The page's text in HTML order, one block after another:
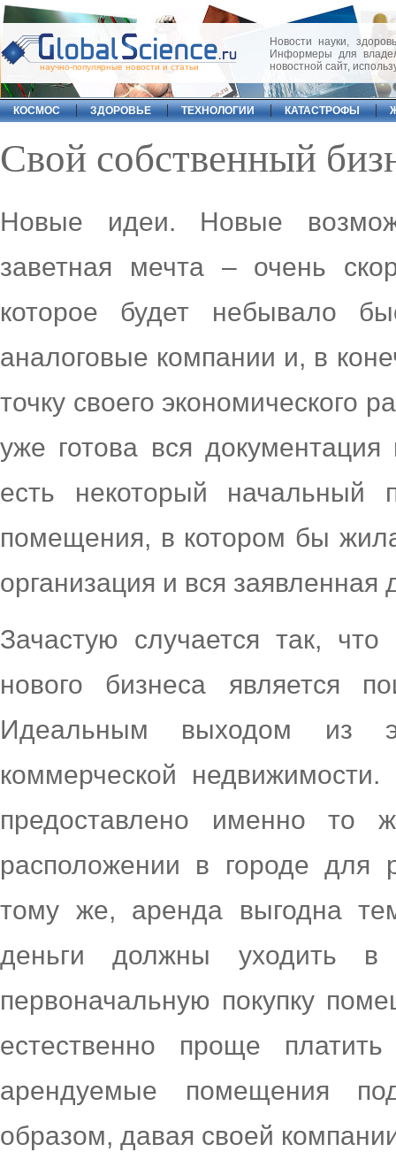
научно-популярные новости и статьи
Новости науки,
Информеры для
новостной сайт,
КОСМОС ЗДОРОВЬЕ ТЕХНОЛОГИИ КАТАСТРОФЫ
Свой собственный
Новые идеи. Новые
заветная мечта – очень
которое будет небывало
аналоговые компании и, в
точку своего экономического
уже готова вся
есть некоторый
помещения, в котором бы
организация и вся заявленная
Зачастую случается так,
нового бизнеса является
Идеальным выходом из
коммерческой
предоставлено именно то
расположении в городе для
тому же, аренда выгодна
деньги должны уходить
первоначальную покупку
естественно проще
арендуемые помещения
образом, давая своей